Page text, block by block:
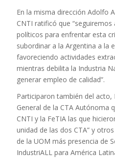
En la misma dirección Adolfo
CNTI ratificó que
políticos para enfrentar esta
subordinar a la Argentina a la
favoreciendo actividades
mientras debilita la Industria
generar empleo de calidad”.
Participaron también del acto,
General de la CTA Autónoma
CNTI y la FeTIA las que
unidad de las dos CTA” y
de la UOM más presencia de
IndustriALL para América